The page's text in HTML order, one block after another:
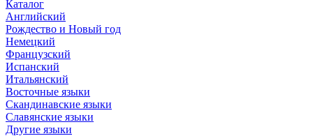
Каталог
Английский
Рождество и Новый год
Немецкий
Французский
Испанский
Итальянский
Восточные языки
Скандинавские языки
Славянские языки
Другие языки